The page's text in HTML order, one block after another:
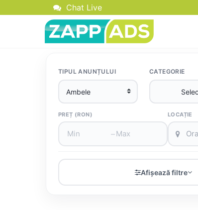
Chat Live
TIPUL ANUNȚULUI CATEGORIE
PREȚ (RON)
–
LOCAȚIE
Afișează filtre